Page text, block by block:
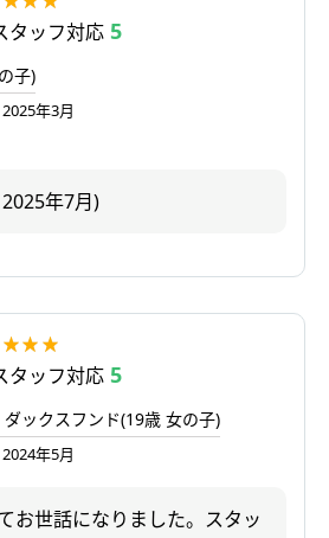
タッフ対応 5
子)
2025年3月
年7月)
タッフ対応 5
ダックスフンド(19歳 女の子)
2024年5月
お世話になりました。スタッ